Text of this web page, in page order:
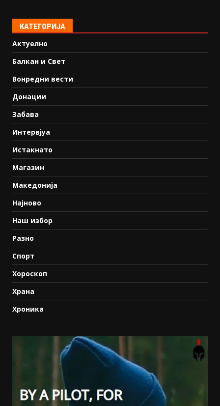
КАТЕГОРИЈА
Актуелно
Балкан и Свет
Вонредни вести
Донации
Забава
Интервјуа
Истакнато
Магазин
Македонија
Најново
Наш избор
Разно
Спорт
Хороскоп
Храна
Хроника